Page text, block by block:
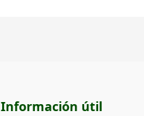
Información útil